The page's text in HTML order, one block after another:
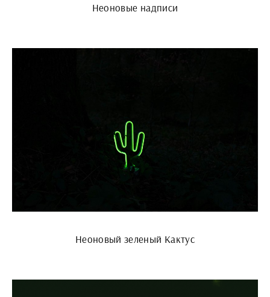
Неоновые надписи
Неоновый зеленый Кактус